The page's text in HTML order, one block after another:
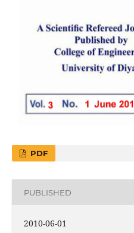
PDF
PUBLISHED
2010-06-01